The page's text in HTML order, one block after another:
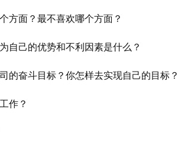
方面？最不喜欢哪个方面？
自己的优势和不利因素是什么？
的奋斗目标？你怎样去实现自己的目标？
作？